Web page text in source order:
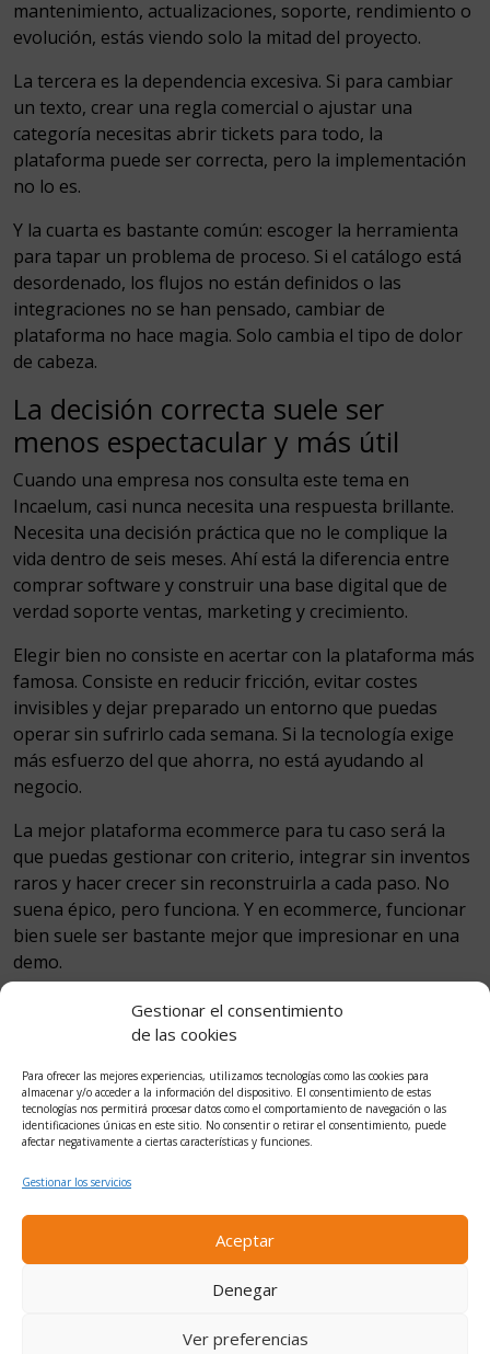
Gestionar el consentimiento
de las cookies
Para ofrecer las mejores experiencias, utilizamos tecnologías como las cookies para
almacenar y/o acceder a la información del dispositivo. El consentimiento de estas
tecnologías nos permitirá procesar datos como el comportamiento de navegación o las
identificaciones únicas en este sitio. No consentir o retirar el consentimiento, puede
afectar negativamente a ciertas características y funciones.
Gestionar los servicios
Aceptar
Denegar
Ver preferencias
mantenimiento, actualizaciones, soporte, rendimiento o
evolución, estás viendo solo la mitad del proyecto.
La tercera es la dependencia excesiva. Si para cambiar
un texto, crear una regla comercial o ajustar una
categoría necesitas abrir tickets para todo, la
plataforma puede ser correcta, pero la implementación
no lo es.
Y la cuarta es bastante común: escoger la herramienta
para tapar un problema de proceso. Si el catálogo está
desordenado, los flujos no están definidos o las
integraciones no se han pensado, cambiar de
plataforma no hace magia. Solo cambia el tipo de dolor
de cabeza.
La decisión correcta suele ser
menos espectacular y más útil
Cuando una empresa nos consulta este tema en
Incaelum, casi nunca necesita una respuesta brillante.
Necesita una decisión práctica que no le complique la
vida dentro de seis meses. Ahí está la diferencia entre
comprar software y construir una base digital que de
verdad soporte ventas, marketing y crecimiento.
Elegir bien no consiste en acertar con la plataforma más
famosa. Consiste en reducir fricción, evitar costes
invisibles y dejar preparado un entorno que puedas
operar sin sufrirlo cada semana. Si la tecnología exige
más esfuerzo del que ahorra, no está ayudando al
negocio.
La mejor plataforma ecommerce para tu caso será la
que puedas gestionar con criterio, integrar sin inventos
raros y hacer crecer sin reconstruirla a cada paso. No
suena épico, pero funciona. Y en ecommerce, funcionar
bien suele ser bastante mejor que impresionar en una
demo.
OMG!
¿Has llegado hasta el footer?
optimizado para buscadores ;)